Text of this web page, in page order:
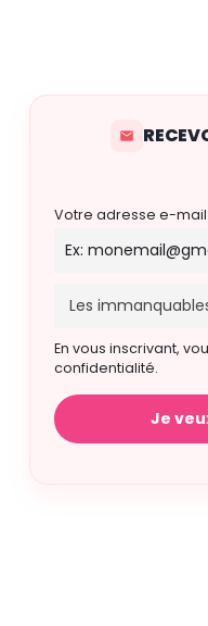
Votre adresse e-mail
En vous inscrivant,
confidentialité.